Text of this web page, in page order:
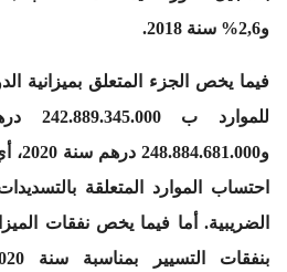
و2,6% سنة 2018.
فيما يخص الجزء المتعلق بميزانية
احتساب الموارد المتعلقة
الضريبية. أما فيما يخص نفقات